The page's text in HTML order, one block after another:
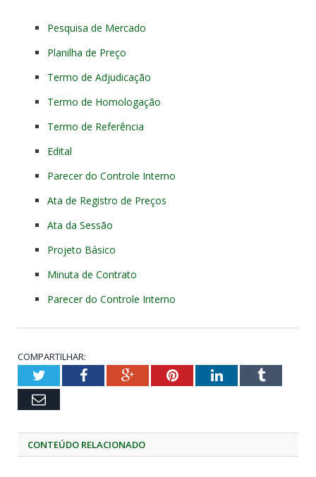
Pesquisa de Mercado
Planilha de Preço
Termo de Adjudicação
Termo de Homologação
Termo de Referência
Edital
Parecer do Controle Interno
Ata de Registro de Preços
Ata da Sessão
Projeto Básico
Minuta de Contrato
Parecer do Controle Interno
COMPARTILHAR:
TwitterFacebookGoogle+PinterestLinkedInTumblr
Email
CONTEÚDO RELACIONADO